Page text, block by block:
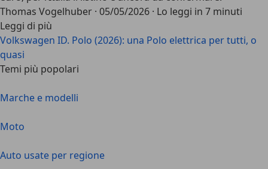
Thomas Vogelhuber · 05/05/2026 · Lo leggi in 7 minuti
Leggi di più
Volkswagen ID. Polo (2026): una Polo elettrica per tutti, o
quasi
Temi più popolari
Marche e modelli
Moto
Auto usate per regione